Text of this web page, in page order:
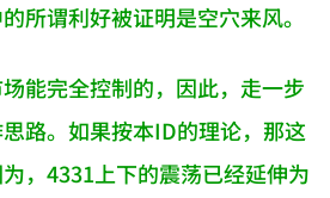
所谓利好被证明是空穴来风。
能完全控制的，因此，走一步
路。如果按本ID的理论，那这
，4331上下的震荡已经延伸为